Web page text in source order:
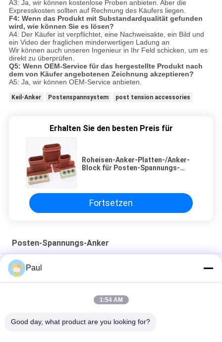
A3: Ja, wir können kostenlose Proben anbieten. Aber die
Expresskosten sollten auf Rechnung des Käufers liegen.
F4: Wenn das Produkt mit Substandardqualität gefunden
wird, wie können Sie es lösen?
A4: Der Käufer ist verpflichtet, eine Nachweisakte, ein Bild und
ein Video der fraglichen minderwertigen Ladung an
Wir können auch unseren Ingenieur in Ihr Feld schicken, um es
direkt zu überprüfen.
Q5: Wenn OEM-Service für das hergestellte Produkt nach
dem von Käufer angebotenen Zeichnung akzeptieren?
A5: Ja, wir können OEM-Service anbieten.
Keil-Anker Postenspannsystem post tension accessories
Erhalten Sie den besten Preis für
Roheisen-Anker-Platten-/Anker-
Block für Posten-Spannungs-
Fortsetzen
Posten-Spannungs-Anker
Post Spannung Gusseisen Anker Keil Verankerung Blöcke
Strand Griffe Flachanker
Paul
1:54 AM
Good day, what product are you looking for?